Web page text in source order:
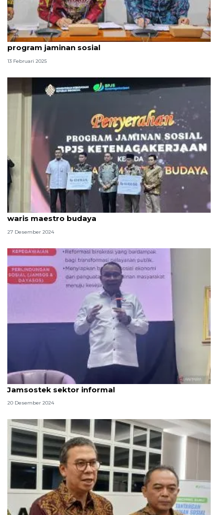
DKI-BPJS Ketenagakerjaan sepakati percepatan
program jaminan sosial
13 Februari 2025
Pemerintah berikan jaminan sosial kepada ahli
waris maestro budaya
27 Desember 2024
Ombudsman usulkan skema tingkatkan peserta
Jamsostek sektor informal
20 Desember 2024